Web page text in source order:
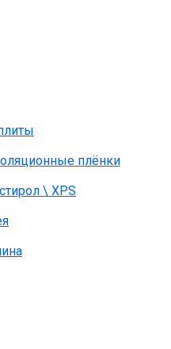
плёнки
\ XPS